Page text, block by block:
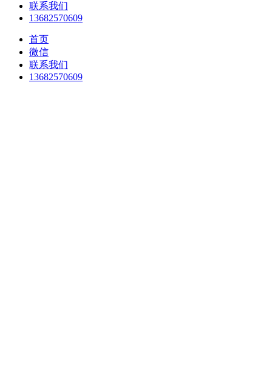
联系我们
13682570609
首页
微信
联系我们
13682570609